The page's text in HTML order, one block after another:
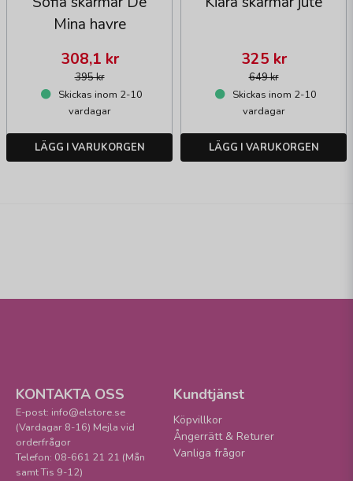
Mina havre
395 kr
308,1 kr
Skickas inom 2-10
vardagar
LÄGG I VARUKORGEN
649 kr
325 kr
Skickas inom 2-10
vardagar
LÄGG I VARUKORGEN
KONTAKTA OSS
E-post: info@elstore.se
(Vardagar 8-16) Mejla vid
orderfrågor
Telefon: 08-661 21 21 (Mån
samt Tis 9-12)
Kundtjänst
Köpvillkor
Ångerrätt & Returer
Vanliga frågor